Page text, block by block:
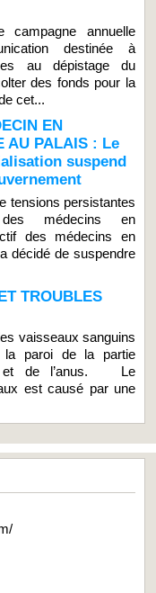
annuelle
destinée à
au dépistage du
des fonds pour la
cet...
EN
AU PALAIS : Le
suspend
persistantes
médecins en
des médecins en
décidé de suspendre
TROUBLES
vaisseaux sanguins
la paroi de la partie
et de l’anus. Le
est causé par une